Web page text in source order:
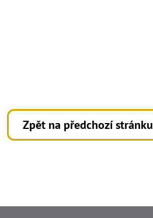
Zpět na předchozí stránku